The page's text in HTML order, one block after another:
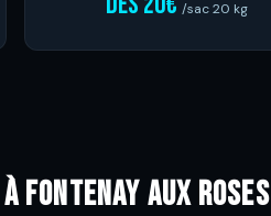
/sac 20 kg
Fontenay aux roses